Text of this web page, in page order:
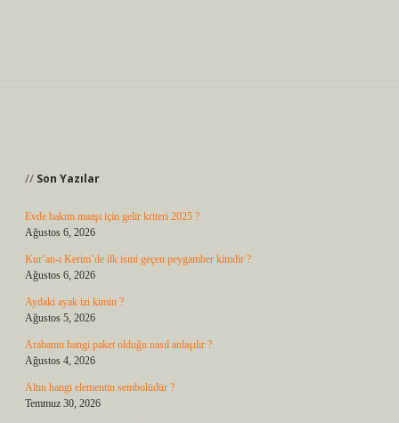
Son Yazılar
Evde bakım maaşı için gelir kriteri 2025 ?
Ağustos 6, 2026
Kur’an-ı Kerim’de ilk ismi geçen peygamber kimdir ?
Ağustos 6, 2026
Aydaki ayak izi kimin ?
Ağustos 5, 2026
Arabanın hangi paket olduğu nasıl anlaşılır ?
Ağustos 4, 2026
Altın hangi elementin sembolüdür ?
Temmuz 30, 2026